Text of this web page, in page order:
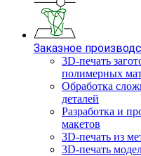
Заказное
3D-печать
полимерных
Обработка
деталей
Разработка и
макетов
3D-печать из
3D-печать